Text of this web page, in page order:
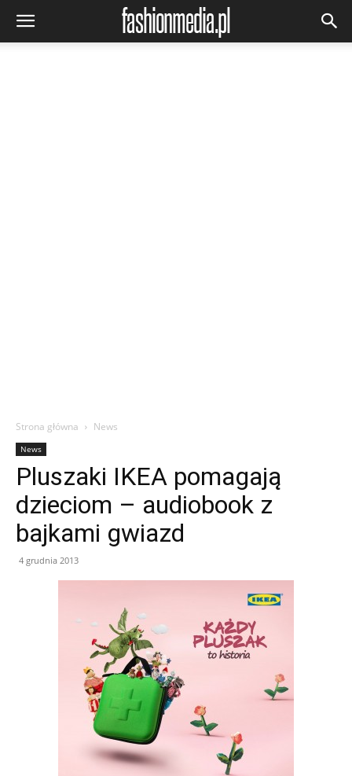
Strona główna News
News
Pluszaki IKEA pomagają
dzieciom – audiobook z
bajkami gwiazd
4 grudnia 2013